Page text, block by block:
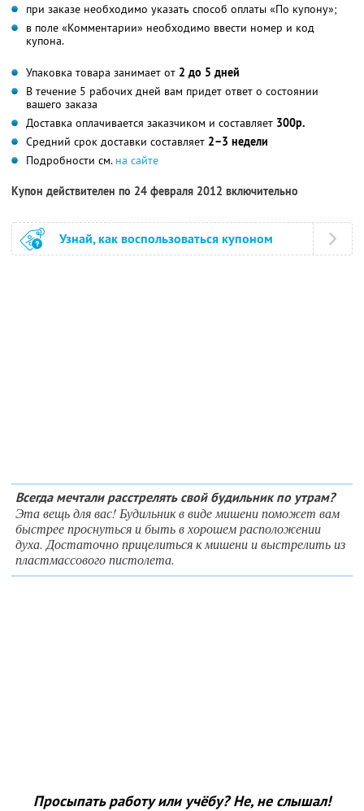
при заказе необходимо указать способ оплаты «По купону»;
в поле «Комментарии» необходимо ввести номер и код
купона.
Упаковка товара занимает от 2 до 5 дней
В течение 5 рабочих дней вам придет ответ о состоянии
вашего заказа
Доставка оплачивается заказчиком и составляет 300р.
Средний срок доставки составляет 2–3 недели
Подробности см.на сайте
Купон действителен по 24 февраля 2012 включительно
Узнай, как воспользоваться купоном
Всегда мечтали расстрелять свой будильник по утрам?
Эта вещь для вас! Будильник в виде мишени поможет вам
быстрее проснуться и быть в хорошем расположении
духа. Достаточно прицелиться к мишени и выстрелить из
пластмассового пистолета.
Просыпать работу или учёбу? Не, не слышал!